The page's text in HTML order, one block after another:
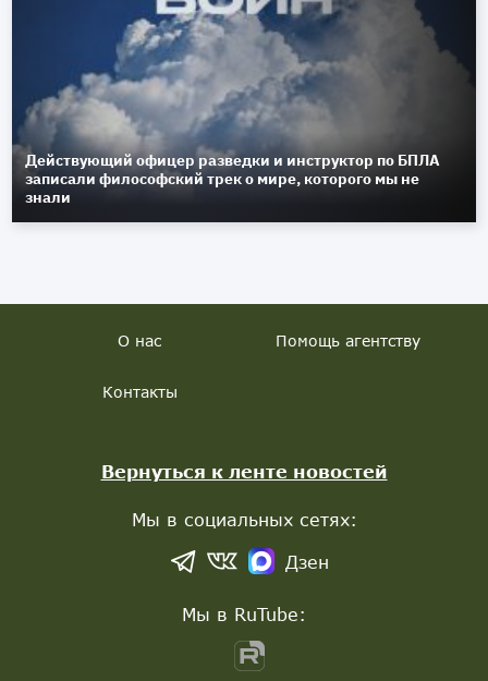
Действующий офицер разведки и инструктор по БПЛА
записали философский трек о мире, которого мы не
знали
О нас Помощь агентству
Контакты
Вернуться к ленте новостей
Мы в социальных сетях:
Дзен
Мы в RuTube: